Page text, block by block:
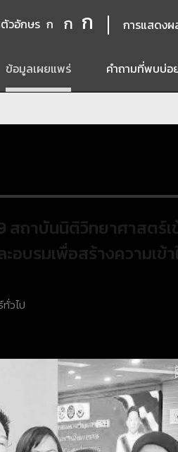
วอักษร ก ก ก การแสดงผ
ข้อมูลเผยแพร่ คำถามที่พบบ่อ
สถาบันนิติวิทยาศาสตร์
บรมเพื่อสร้างความเข้า
วไป